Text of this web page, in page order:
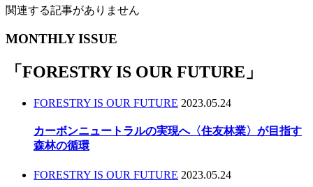
関連する記事がありません
MONTHLY ISSUE
「 FORESTRY IS OUR FUTURE 」
FORESTRY IS OUR FUTURE 2023.05.24
カーボンニュートラルの実現へ〈住友林業〉が目指す
森林の循環
FORESTRY IS OUR FUTURE 2023.05.24